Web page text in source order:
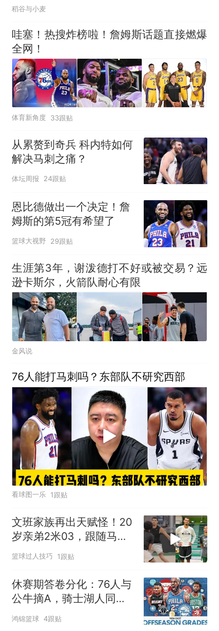
稻谷与小麦
哇塞！热搜炸榜啦！詹姆斯话题直接燃爆
全网！
体育新角度 33跟贴
从累赘到奇兵 科内特如何
解决马刺之痛？
体坛周报 24跟贴
恩比德做出一个决定！詹
姆斯的第5冠有希望了
篮球大视野 29跟贴
生涯第3年，谢泼德打不好或被交易？远
逊卡斯尔，火箭队耐心有限
金风说
76人能打马刺吗？东部队不研究西部
看球图一乐 1跟贴
文班家族再出天赋怪！20
岁亲弟2米03，跟随马刺
合练冲NBA
篮球过人技巧 1跟贴
休赛期答卷分化：76人与
公牛摘A，骑士湖人同陷D
级泥潭
鸿锦篮球 4跟贴